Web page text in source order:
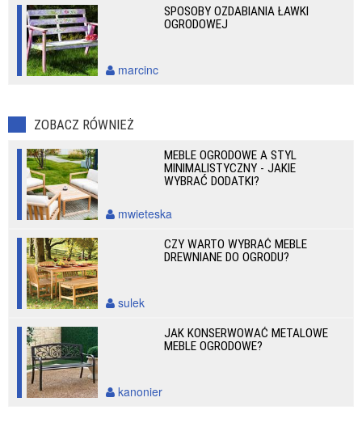
SPOSOBY OZDABIANIA ŁAWKI
OGRODOWEJ
marcinc
ZOBACZ RÓWNIEŻ
MEBLE OGRODOWE A STYL
MINIMALISTYCZNY - JAKIE
WYBRAĆ DODATKI?
mwieteska
CZY WARTO WYBRAĆ MEBLE
DREWNIANE DO OGRODU?
sulek
JAK KONSERWOWAĆ METALOWE
MEBLE OGRODOWE?
kanonier